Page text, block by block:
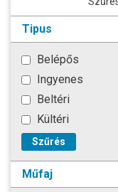
Tipus
Belépős
Ingyenes
Beltéri
Kültéri
Szűrés
Műfaj